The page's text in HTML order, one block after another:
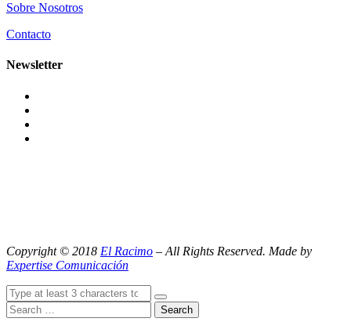
Sobre Nosotros
Contacto
Newsletter
Copyright © 2018 El Racimo – All Rights Reserved. Made by
Expertise Comunicación
Search